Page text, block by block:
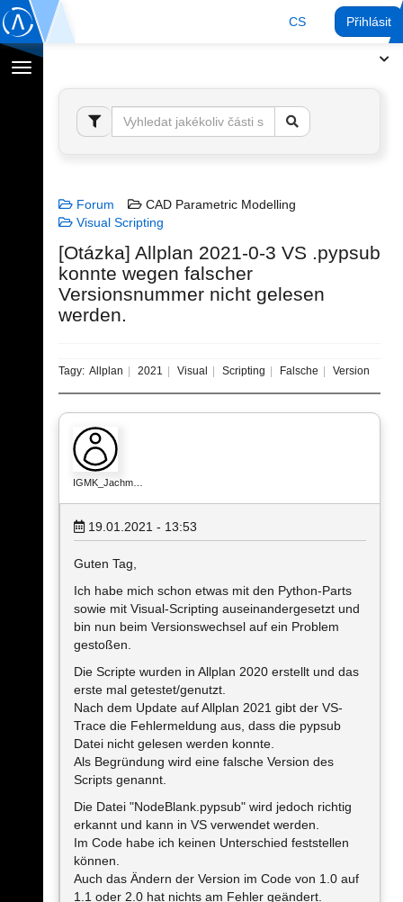
CS Přihlásit
Přepnout
navigaci
Forum
CAD Parametric Modelling
Visual Scripting
[Otázka] Allplan 2021-0-3 VS .pypsub
konnte wegen falscher
Versionsnummer nicht gelesen
werden.
Tagy: Allplan 2021 Visual Scripting Falsche Version
IGMK_Jachm…
19.01.2021 - 13:53
Guten Tag,
Ich habe mich schon etwas mit den Python-Parts
sowie mit Visual-Scripting auseinandergesetzt und
bin nun beim Versionswechsel auf ein Problem
gestoßen.
Die Scripte wurden in Allplan 2020 erstellt und das
erste mal getestet/genutzt.
Nach dem Update auf Allplan 2021 gibt der VS-
Trace die Fehlermeldung aus, dass die pypsub
Datei nicht gelesen werden konnte.
Als Begründung wird eine falsche Version des
Scripts genannt.
Die Datei "NodeBlank.pypsub" wird jedoch richtig
erkannt und kann in VS verwendet werden.
Im Code habe ich keinen Unterschied feststellen
können.
Auch das Ändern der Version im Code von 1.0 auf
1.1 oder 2.0 hat nichts am Fehler geändert.